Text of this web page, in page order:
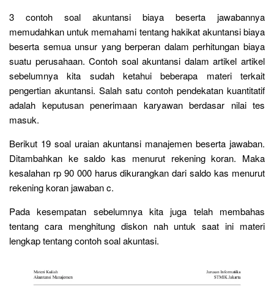
3 contoh soal akuntansi biaya beserta jawabannya
memudahkan untuk memahami tentang hakikat akuntansi biaya
beserta semua unsur yang berperan dalam perhitungan biaya
suatu perusahaan. Contoh soal akuntansi dalam artikel artikel
sebelumnya kita sudah ketahui beberapa materi terkait
pengertian akuntansi. Salah satu contoh pendekatan kuantitatif
adalah keputusan penerimaan karyawan berdasar nilai tes
masuk.
Berikut 19 soal uraian akuntansi manajemen beserta jawaban.
Ditambahkan ke saldo kas menurut rekening koran. Maka
kesalahan rp 90 000 harus dikurangkan dari saldo kas menurut
rekening koran jawaban c.
Pada kesempatan sebelumnya kita juga telah membahas
tentang cara menghitung diskon nah untuk saat ini materi
lengkap tentang contoh soal akuntasi.